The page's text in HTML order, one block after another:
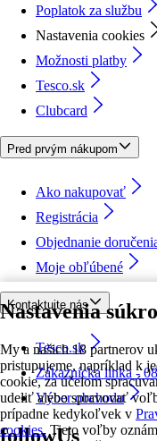
Nastavenia
My a našich 18 partnerov
pristupujeme, napríklad k
cookie, za účelom
udeliť alebo spravovať
prípadne kedykoľvek v
cookies. Tieto voľby
Poplatok za službu
Nastavenia cookies
Možnosti platby
Tesco.sk
Clubcard
Pred prvým nákupom
Ako nakupovať
Registrácia
Objednanie
Moje obľúbené
Kontaktujte nás
Tesco.sk
Zákaznícka linka -
Výber obchodu
followUs